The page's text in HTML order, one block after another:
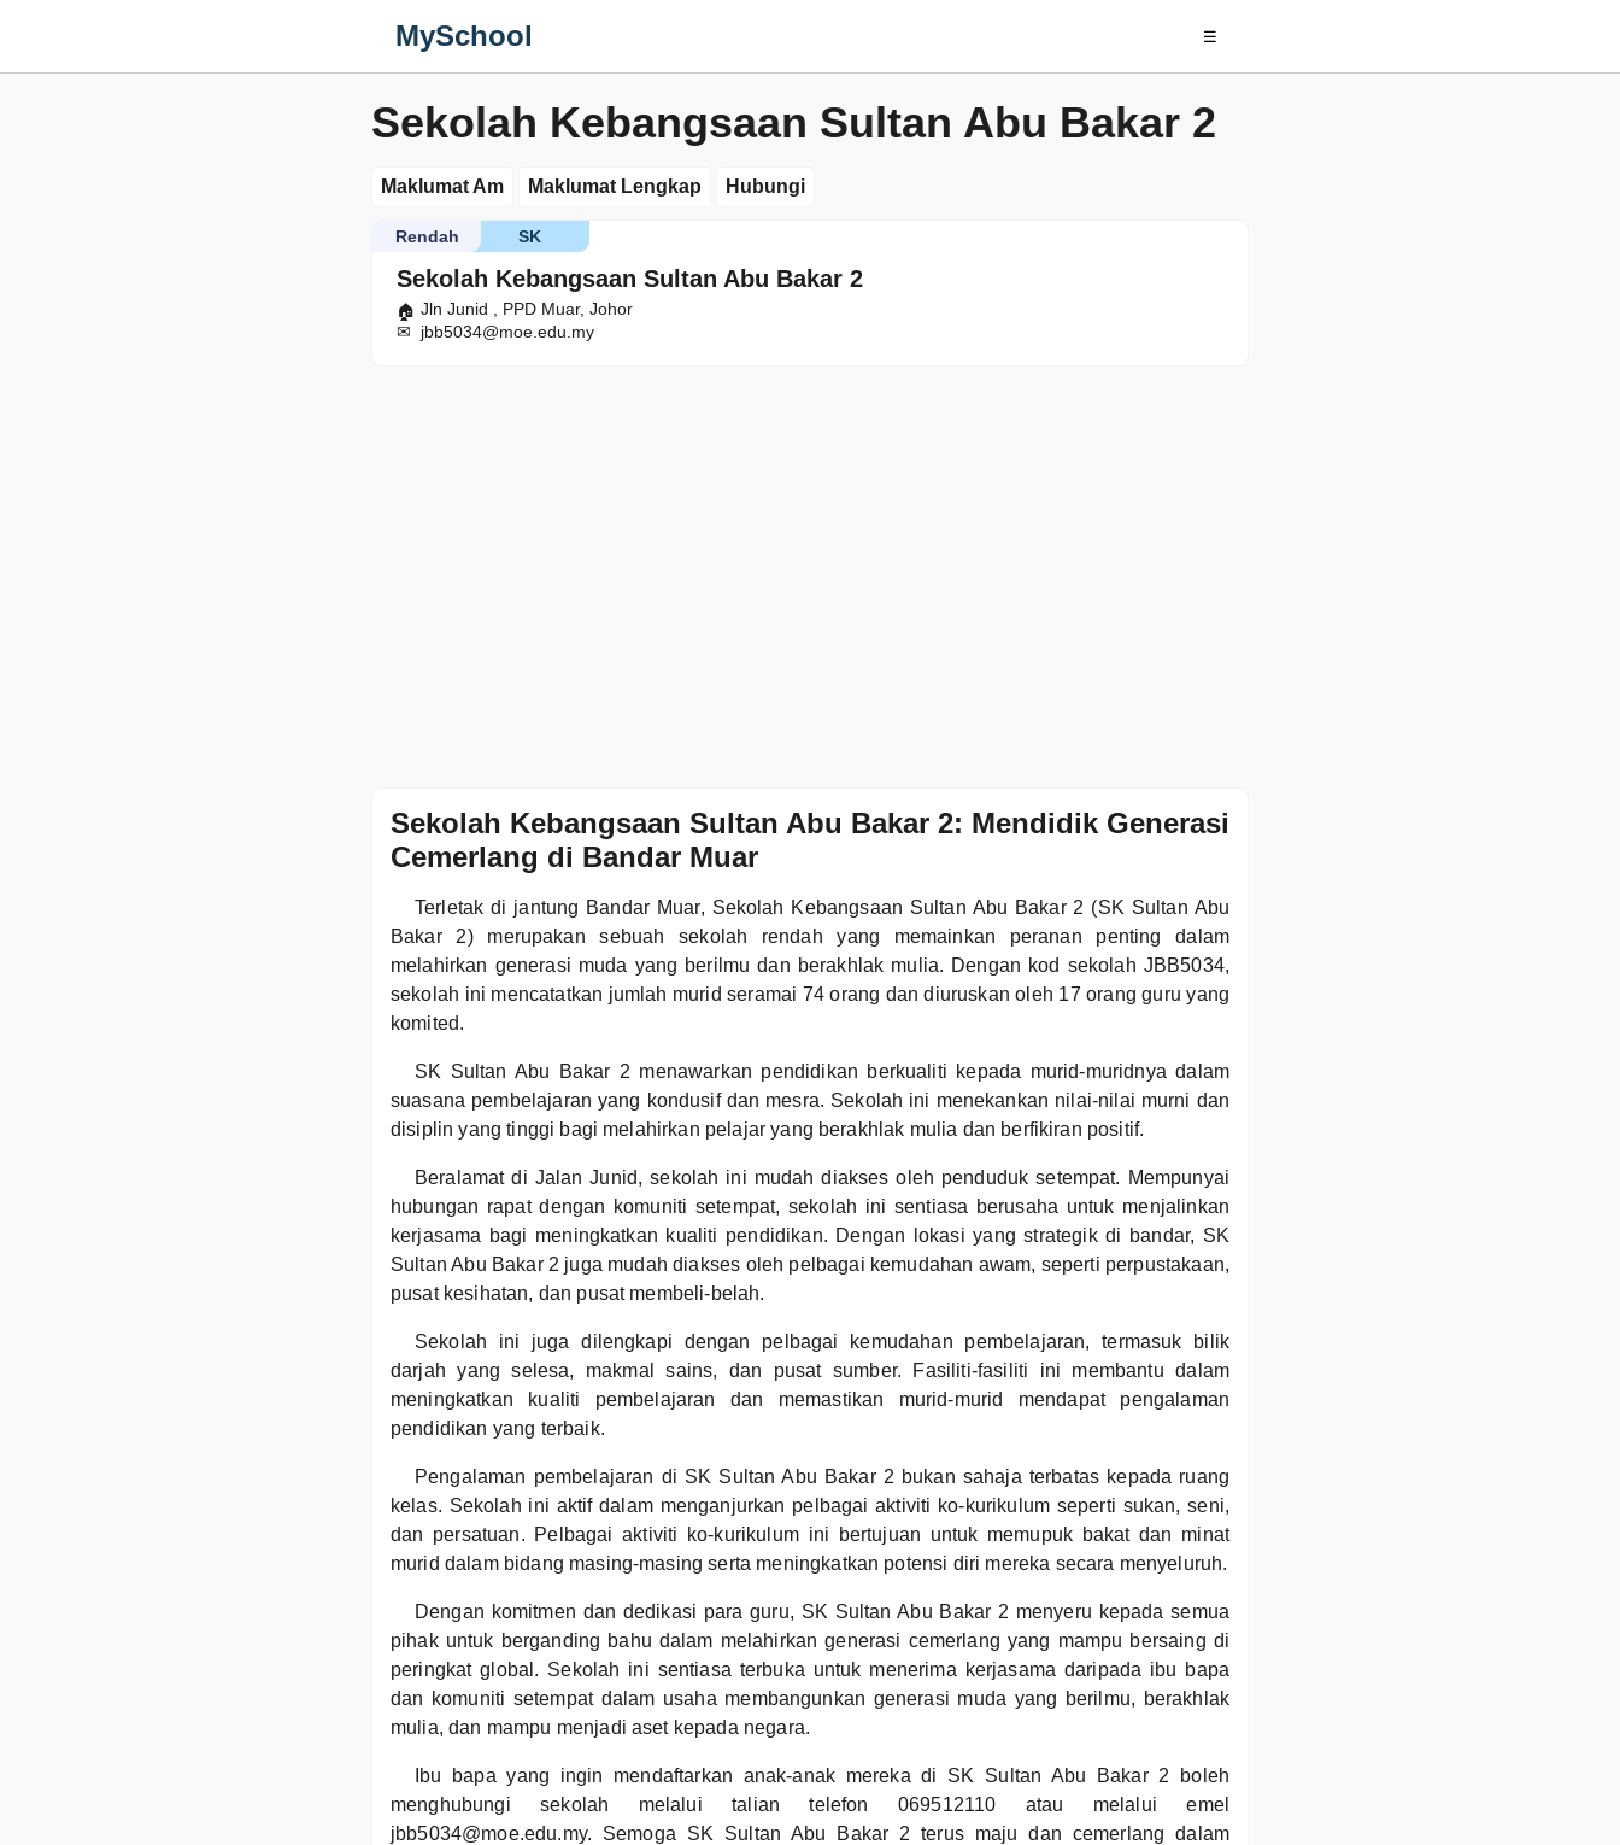
MySchool ☰
Sekolah Kebangsaan Sultan Abu Bakar 2
Maklumat Am Maklumat Lengkap Hubungi
Sekolah Kebangsaan Sultan Abu Bakar 2
SK
Rendah
Jln Junid , PPD Muar, Johor
jbb5034@moe.edu.my
Sekolah Kebangsaan Sultan Abu Bakar 2: Mendidik Generasi
Cemerlang di Bandar Muar
Terletak di jantung Bandar Muar, Sekolah Kebangsaan Sultan Abu Bakar 2 (SK Sultan Abu
Bakar 2) merupakan sebuah sekolah rendah yang memainkan peranan penting dalam
melahirkan generasi muda yang berilmu dan berakhlak mulia. Dengan kod sekolah JBB5034,
sekolah ini mencatatkan jumlah murid seramai 74 orang dan diuruskan oleh 17 orang guru yang
komited.
SK Sultan Abu Bakar 2 menawarkan pendidikan berkualiti kepada murid-muridnya dalam
suasana pembelajaran yang kondusif dan mesra. Sekolah ini menekankan nilai-nilai murni dan
disiplin yang tinggi bagi melahirkan pelajar yang berakhlak mulia dan berfikiran positif.
Beralamat di Jalan Junid, sekolah ini mudah diakses oleh penduduk setempat. Mempunyai
hubungan rapat dengan komuniti setempat, sekolah ini sentiasa berusaha untuk menjalinkan
kerjasama bagi meningkatkan kualiti pendidikan. Dengan lokasi yang strategik di bandar, SK
Sultan Abu Bakar 2 juga mudah diakses oleh pelbagai kemudahan awam, seperti perpustakaan,
pusat kesihatan, dan pusat membeli-belah.
Sekolah ini juga dilengkapi dengan pelbagai kemudahan pembelajaran, termasuk bilik
darjah yang selesa, makmal sains, dan pusat sumber. Fasiliti-fasiliti ini membantu dalam
meningkatkan kualiti pembelajaran dan memastikan murid-murid mendapat pengalaman
pendidikan yang terbaik.
Pengalaman pembelajaran di SK Sultan Abu Bakar 2 bukan sahaja terbatas kepada ruang
kelas. Sekolah ini aktif dalam menganjurkan pelbagai aktiviti ko-kurikulum seperti sukan, seni,
dan persatuan. Pelbagai aktiviti ko-kurikulum ini bertujuan untuk memupuk bakat dan minat
murid dalam bidang masing-masing serta meningkatkan potensi diri mereka secara menyeluruh.
Dengan komitmen dan dedikasi para guru, SK Sultan Abu Bakar 2 menyeru kepada semua
pihak untuk berganding bahu dalam melahirkan generasi cemerlang yang mampu bersaing di
peringkat global. Sekolah ini sentiasa terbuka untuk menerima kerjasama daripada ibu bapa
dan komuniti setempat dalam usaha membangunkan generasi muda yang berilmu, berakhlak
mulia, dan mampu menjadi aset kepada negara.
Ibu bapa yang ingin mendaftarkan anak-anak mereka di SK Sultan Abu Bakar 2 boleh
menghubungi sekolah melalui talian telefon 069512110 atau melalui emel
jbb5034@moe.edu.my. Semoga SK Sultan Abu Bakar 2 terus maju dan cemerlang dalam